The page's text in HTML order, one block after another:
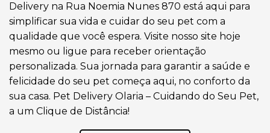
Delivery na Rua Noemia Nunes 870 está aqui para
simplificar sua vida e cuidar do seu pet com a
qualidade que você espera. Visite nosso site hoje
mesmo ou ligue para receber orientação
personalizada. Sua jornada para garantir a saúde e
felicidade do seu pet começa aqui, no conforto da
sua casa. Pet Delivery Olaria – Cuidando do Seu Pet,
a um Clique de Distância!